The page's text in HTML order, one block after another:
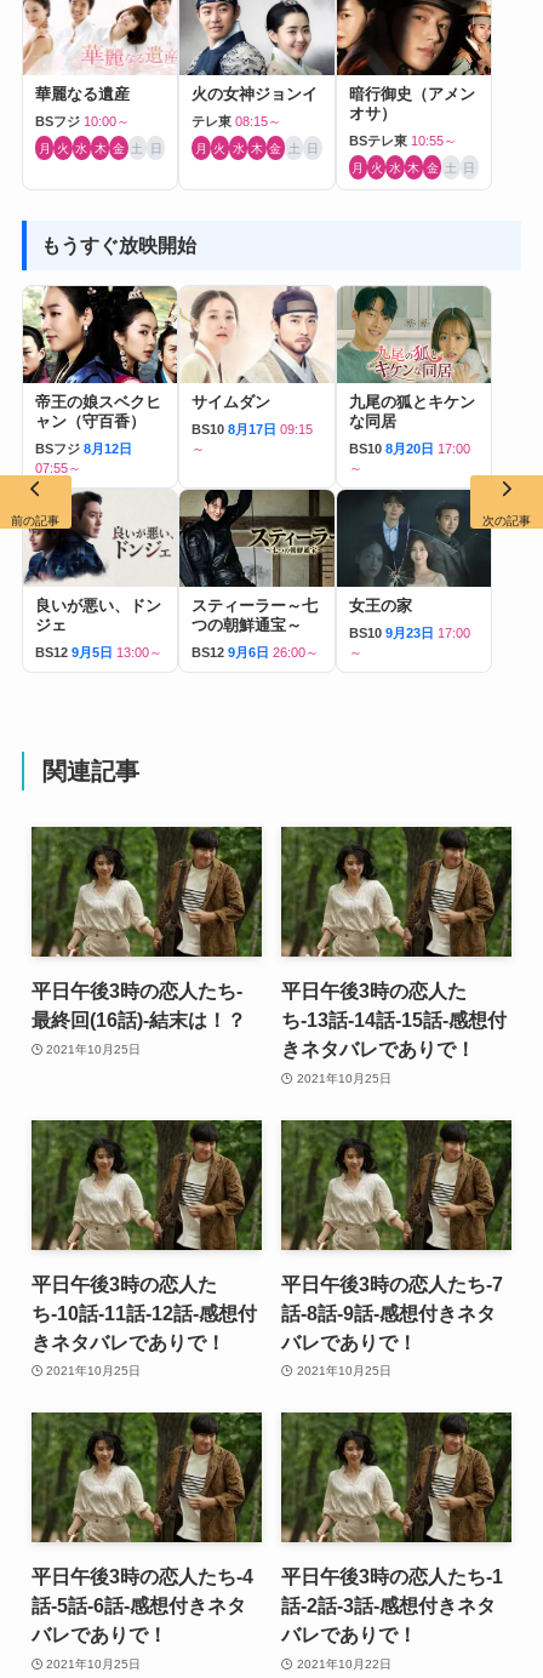
華麗なる遺産
BSフジ 10:00～
月 火 水 木 金 土 日
火の女神ジョンイ
テレ東 08:15～
月 火 水 木 金 土 日
暗行御史（アメン
オサ）
BSテレ東 10:55～
月 火 水 木 金 土 日
もうすぐ放映開始
帝王の娘スベクヒ
ャン（守百香）
BSフジ 8月12日
07:55～
サイムダン
BS10 8月17日 09:15
～
九尾の狐とキケン
な同居
BS10 8月20日 17:00
～
良いが悪い、ドン
ジェ
BS12 9月5日 13:00～
スティーラー～七
つの朝鮮通宝～
BS12 9月6日 26:00～
女王の家
BS10 9月23日 17:00
～
関連記事
平日午後3時の恋人たち-
最終回(16話)-結末は！？
2021年10月25日
平日午後3時の恋人た
ち-13話-14話-15話-感想付
きネタバレでありで！
2021年10月25日
平日午後3時の恋人た
ち-10話-11話-12話-感想付
きネタバレでありで！
2021年10月25日
平日午後3時の恋人たち-7
話-8話-9話-感想付きネタ
バレでありで！
2021年10月25日
平日午後3時の恋人たち-4
話-5話-6話-感想付きネタ
バレでありで！
2021年10月25日
平日午後3時の恋人たち-1
話-2話-3話-感想付きネタ
バレでありで！
2021年10月22日
前の記事 次の記事